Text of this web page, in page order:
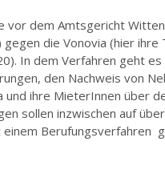
dem Amtsgericht
die Vonovia (hier ihre
In dem Verfahren geht
den Nachweis von
ihre MieterInnen über
sollen inzwischen auf
Berufungsverfahren